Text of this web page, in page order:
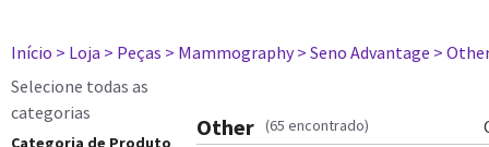
Início > Loja > Peças > Mammography > Seno Advantage >
Selecione todas as
categorias
Categoria de Produto
Other (65 encontrado)